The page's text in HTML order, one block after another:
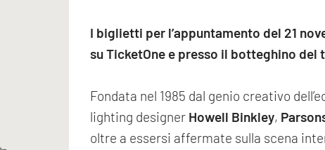
I biglietti per l’appuntamento del 21
su TicketOne e presso il botteghino del
Fondata nel 1985 dal genio creativo
lighting designer Howell Binkley,
oltre a essersi affermate sulla scena